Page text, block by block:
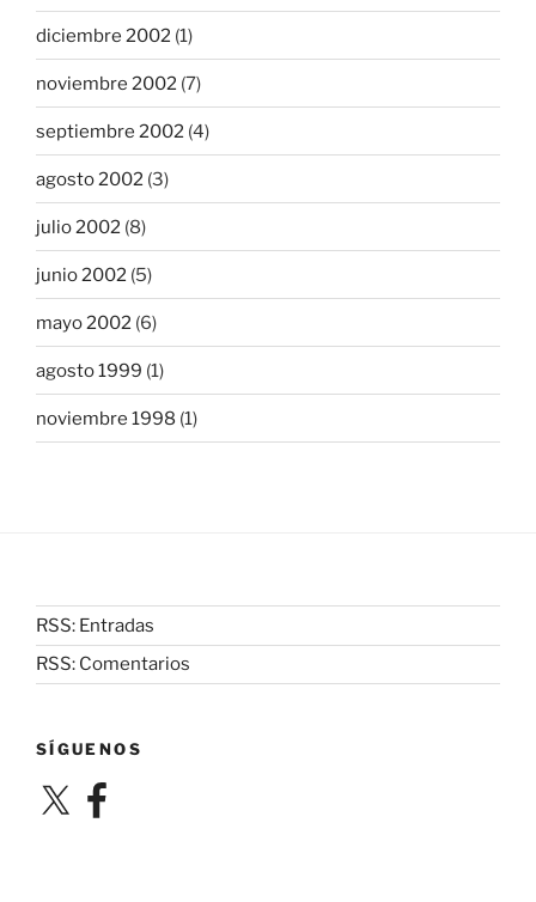
diciembre 2002 (1)
noviembre 2002 (7)
septiembre 2002 (4)
agosto 2002 (3)
julio 2002 (8)
junio 2002 (5)
mayo 2002 (6)
agosto 1999 (1)
noviembre 1998 (1)
RSS: Entradas
RSS: Comentarios
SÍGUENOS
X Facebook